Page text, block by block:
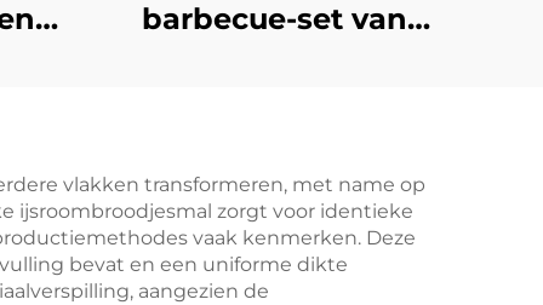
barbecue-set van
vork en spatel met
houten handvat
vlakken transformeren, met name op
ijsroombroodjesmal zorgt voor identieke
vaak kenmerken. Deze
bevat en een uniforme dikte
aangezien de